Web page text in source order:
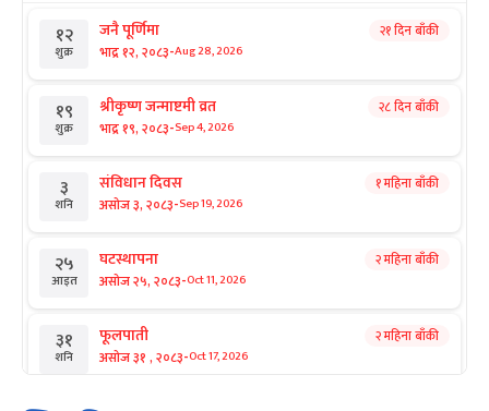
१२
शुक्र
जनै पूर्णिमा
भाद्र १२, २०८३-Aug 28, 2026
२१ दिन बाँकी
१९
शुक्र
श्रीकृष्ण जन्माष्टमी व्रत
भाद्र १९, २०८३-Sep 4, 2026
२८ दिन बाँकी
३
शनि
संविधान दिवस
असोज ३, २०८३-Sep 19, 2026
१ महिना बाँकी
२५
आइत
घटस्थापना
असोज २५, २०८३-Oct 11, 2026
२ महिना बाँकी
३१
शनि
फूलपाती
असोज ३१ , २०८३-Oct 17, 2026
२ महिना बाँकी